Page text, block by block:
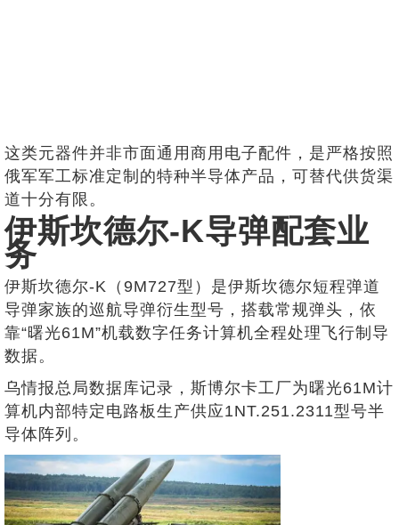
这类元器件并非市面通用商用电子配件，是严格按照
俄军军工标准定制的特种半导体产品，可替代供货渠
道十分有限。
伊斯坎德尔-K导弹配套业
务
伊斯坎德尔-K（9M727型）是伊斯坎德尔短程弹道
导弹家族的巡航导弹衍生型号，搭载常规弹头，依
靠“曙光61M”机载数字任务计算机全程处理飞行制导
数据。
乌情报总局数据库记录，斯博尔卡工厂为曙光61M计
算机内部特定电路板生产供应1NT.251.2311型号半
导体阵列。